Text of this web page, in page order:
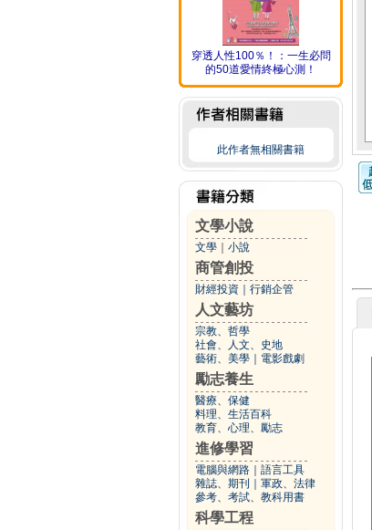
穿透人性100％！：一生必問
的50道愛情終極心測！
此作者無相關書籍
文學小說
文學 小說
商管創投
財經投資 行銷企管
人文藝坊
宗教、哲學
社會、人文、史地
藝術、美學
電影戲劇
勵志養生
醫療、保健
料理、生活百科
教育、心理、勵志
進修學習
電腦與網路
語言工具
雜誌、期刊
軍政、法律
參考、考試、教科用書
科學工程